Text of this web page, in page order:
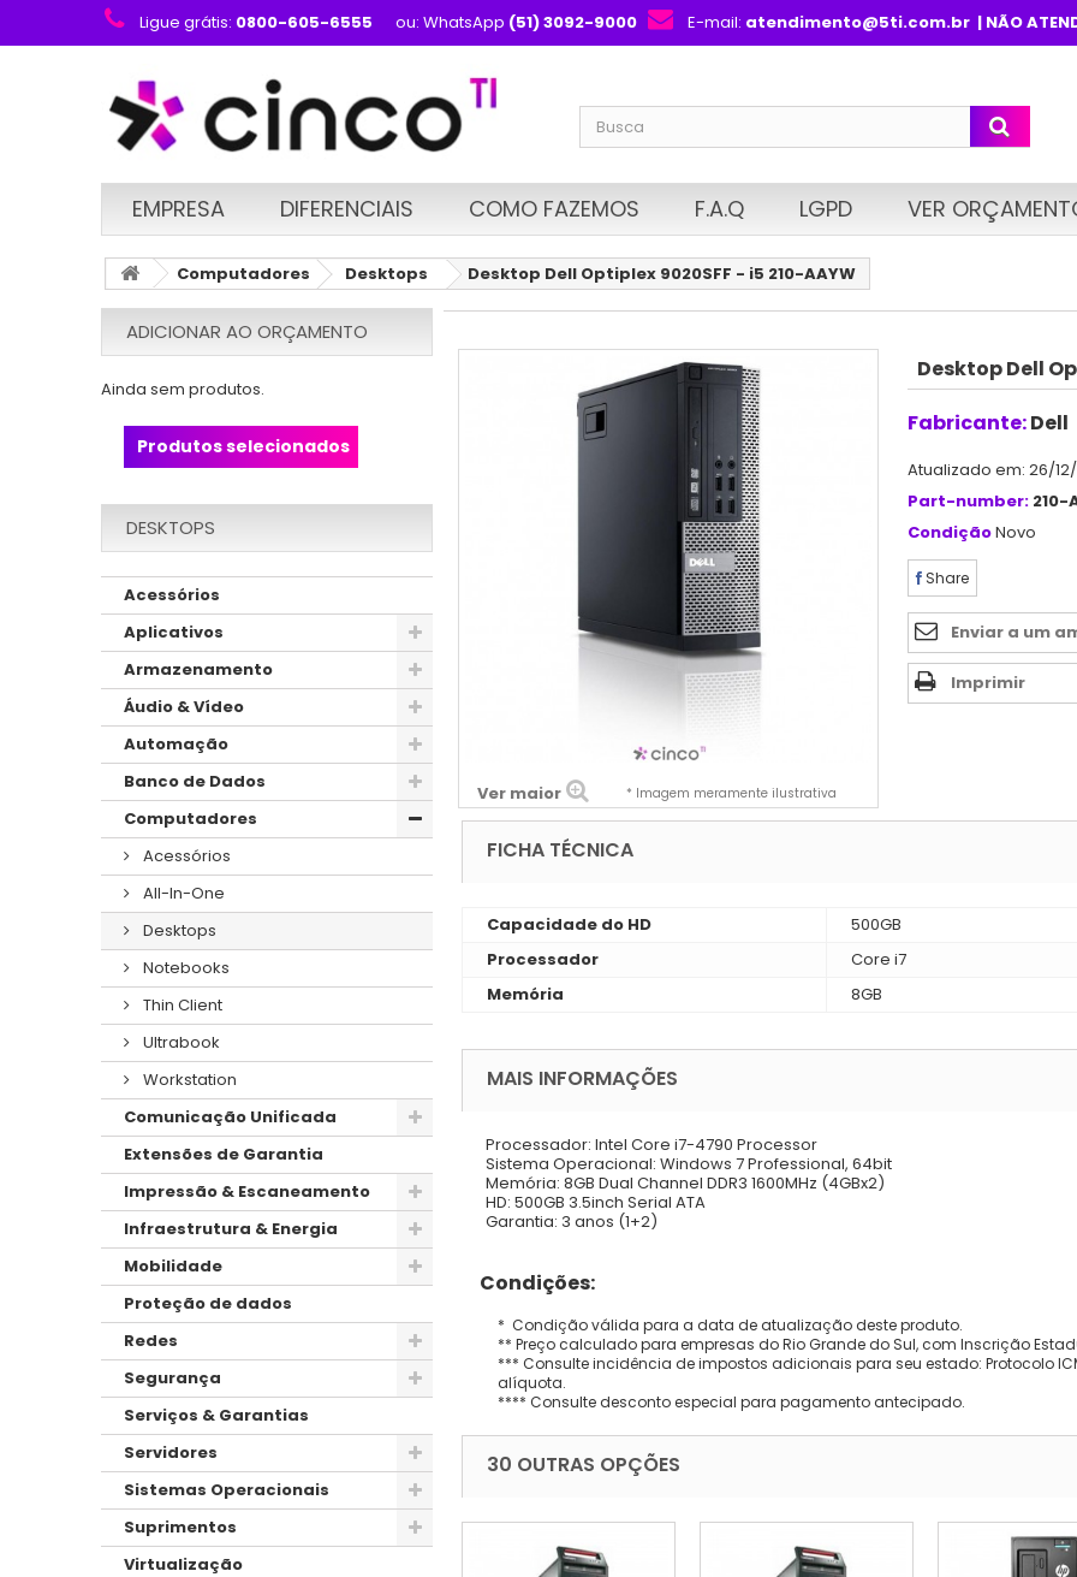
Ligue grátis: 0800-605-6555 ou: WhatsApp (51) 3092-9000 E-mail: atendimento@5ti.com.br| NÃO
EMPRESA DIFERENCIAIS COMO FAZEMOS F.A.Q LGPD VER
Computadores Desktops Desktop Dell Optiplex 9020SFF - i5 210-AAYW
ADICIONAR AO ORÇAMENTO
Ainda sem produtos.
Produtos selecionados
DESKTOPS
Acessórios
Aplicativos
Armazenamento
Áudio & Vídeo
Automação
Banco de Dados
Computadores
Acessórios
All-In-One
Desktops
Notebooks
Thin Client
Ultrabook
Workstation
Comunicação Unificada
Extensões de Garantia
Impressão & Escaneamento
Infraestrutura & Energia
Mobilidade
Proteção de dados
Redes
Segurança
Serviços & Garantias
Servidores
Sistemas Operacionais
Suprimentos
Virtualização
Ver maior * Imagem meramente ilustrativa
Desktop Dell
Fabricante:Dell
Atualizado em: 26/
Part-number: 210-
CondiçãoNovo
Share
Enviar a um
Imprimir
FICHA TÉCNICA
Capacidade do HD
500GB
Processador
Core i7
Memória
8GB
MAIS INFORMAÇÕES
Processador: Intel Core i7-4790 Processor
Sistema Operacional: Windows 7 Professional, 64bit
Memória: 8GB Dual Channel DDR3 1600MHz (4GBx2)
HD: 500GB 3.5inch Serial ATA
Garantia: 3 anos (1+2)
Condições:
* Condição válida para a data de atualização deste produto.
** Preço calculado para empresas do Rio Grande do Sul, com Inscrição
*** Consulte incidência de impostos adicionais para seu estado: Protocolo
alíquota.
**** Consulte desconto especial para pagamento antecipado.
30 OUTRAS OPÇÕES